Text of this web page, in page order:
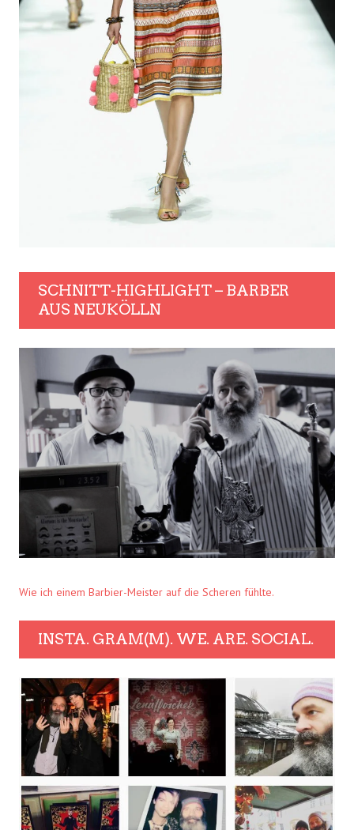
SCHNITT-HIGHLIGHT – BARBER
AUS NEUKÖLLN
Wie ich einem Barbier-Meister auf die Scheren fühlte.
INSTA. GRAM(M). WE. ARE. SOCIAL.